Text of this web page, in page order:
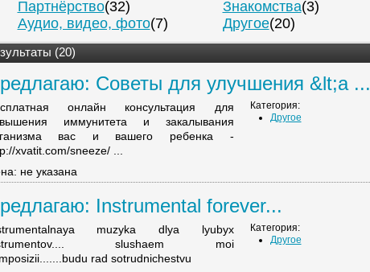
Партнёрство(32)
Аудио, видео, фото(7)
Знакомства(3)
Другое(20)
(20)
Советы для улучшения &lt;a ...
онлайн консультация для
иммунитета и закалывания
вас и вашего ребенка -
xvatit.com/sneeze/ ...
Категория:
Другое
не указана
Instrumental forever...
muzyka dlya lyubyx
slushaem moi
rad sotrudnichestvu
Категория:
Другое